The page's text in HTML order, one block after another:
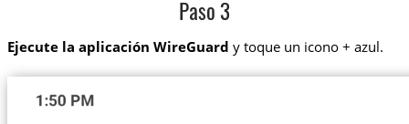
Paso 3
Ejecute la aplicación WireGuard y toque un icono + azul.